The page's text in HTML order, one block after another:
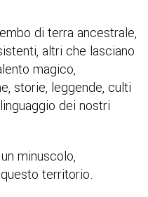
di terra ancestrale,
altri che lasciano
magico,
storie, leggende, culti
dei nostri
minuscolo,
territorio.